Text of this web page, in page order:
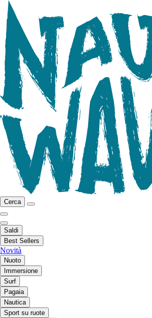
Cerca
Saldi
Best Sellers
Novità
Nuoto
Immersione
Surf
Pagaia
Nautica
Sport su ruote